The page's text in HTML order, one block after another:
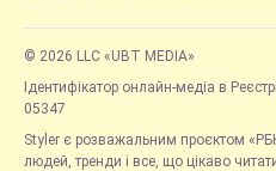
© 2026 LLC «UBT MEDIA»
Ідентифікатор онлайн-медіа в
05347
Styler є розважальним проєктом
людей, тренди і все, що цікаво